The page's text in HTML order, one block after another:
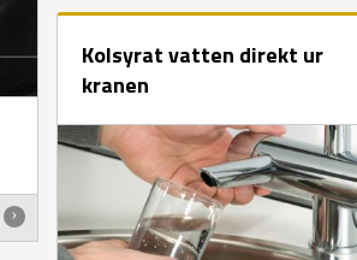
Kolsyrat vatten direkt ur
kranen